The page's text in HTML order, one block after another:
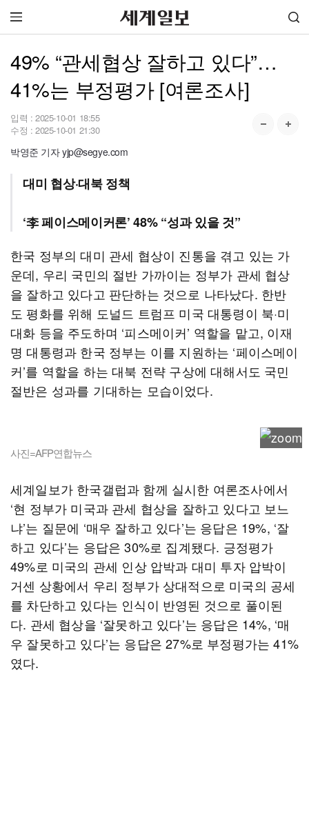
49% “관세협상 잘하고 있다”…
41%는 부정평가 [여론조사]
입력 : 2025-10-01 18:55
수정 : 2025-10-01 21:30
박영준 기자 yjp@segye.com
대미 협상·대북 정책
‘李 페이스메이커론’ 48% “성과 있을 것”
한국 정부의 대미 관세 협상이 진통을 겪고 있는 가
운데, 우리 국민의 절반 가까이는 정부가 관세 협상
을 잘하고 있다고 판단하는 것으로 나타났다. 한반
도 평화를 위해 도널드 트럼프 미국 대통령이 북·미
대화 등을 주도하며 ‘피스메이커’ 역할을 맡고, 이재
명 대통령과 한국 정부는 이를 지원하는 ‘페이스메이
커’를 역할을 하는 대북 전략 구상에 대해서도 국민
절반은 성과를 기대하는 모습이었다.
사진=AFP연합뉴스
세계일보가 한국갤럽과 함께 실시한 여론조사에서
‘현 정부가 미국과 관세 협상을 잘하고 있다고 보느
냐’는 질문에 ‘매우 잘하고 있다’는 응답은 19%, ‘잘
하고 있다’는 응답은 30%로 집계됐다. 긍정평가
49%로 미국의 관세 인상 압박과 대미 투자 압박이
거센 상황에서 우리 정부가 상대적으로 미국의 공세
를 차단하고 있다는 인식이 반영된 것으로 풀이된
다. 관세 협상을 ‘잘못하고 있다’는 응답은 14%, ‘매
우 잘못하고 있다’는 응답은 27%로 부정평가는 41%
였다.